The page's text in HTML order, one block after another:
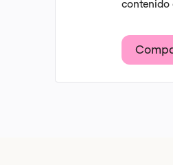
contenido